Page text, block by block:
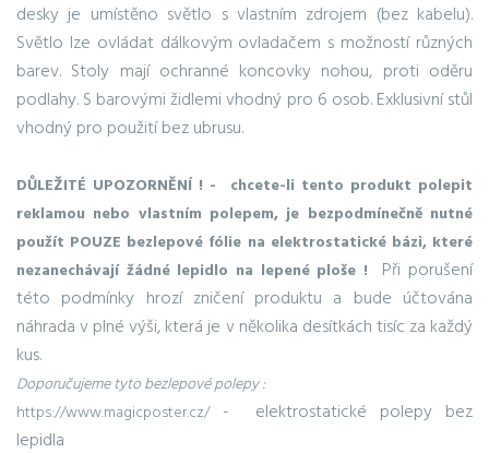
desky je umístěno světlo s vlastním zdrojem (bez kabelu).
Světlo lze ovládat dálkovým ovladačem s možností různých
barev. Stoly mají ochranné koncovky nohou, proti oděru
podlahy. S barovými židlemi vhodný pro 6 osob. Exklusivní stůl
vhodný pro použití bez ubrusu.
DŮLEŽITÉ UPOZORNĚNÍ ! - chcete-li tento produkt polepit
reklamou nebo vlastním polepem, je bezpodmínečně nutné
použít POUZE bezlepové fólie na elektrostatické bázi, které
nezanechávají žádné lepidlo na lepené ploše !
Při porušení
této podmínky hrozí zničení produktu a bude účtována
náhrada v plné výši, která je v několika desítkách tisíc za každý
kus.
Doporučujeme tyto bezlepové polepy :
https://www.magicposter.cz/- elektrostatické polepy bez
lepidla